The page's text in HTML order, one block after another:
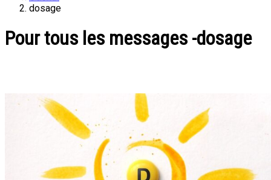
dosage
Pour tous les messages -dosage